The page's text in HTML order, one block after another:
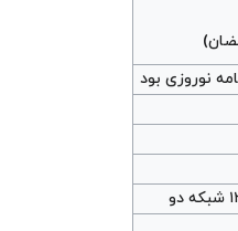
نوروزی بود